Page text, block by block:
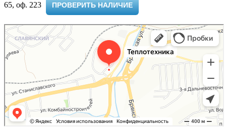
65, оф. 223 ​
ПРОВЕРИТЬ НАЛИЧИЕ